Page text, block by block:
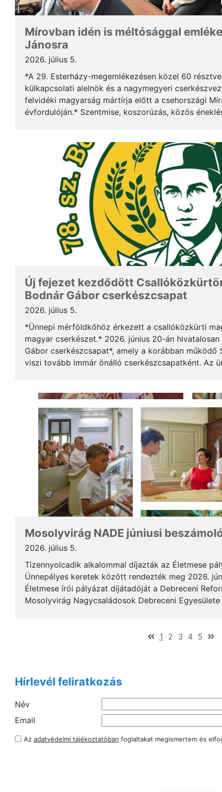
Mírovban idén is méltósággal
Jánosra
2026. július 5.
*A 29. Esterházy-megemlékezésen közel 60
külkapcsolati alelnök és a nagymegyeri
felvidéki magyarság mártírja előtt a csehországi
évfordulóján.* Szentmise, koszorúzás, közös
Új fejezet kezdődött
Bodnár Gábor cserkészcsapat
2026. július 5.
*Ünnepi mérföldkőhöz érkezett a csallóközkürti
magyar cserkészet.* 2026. június 20-án
Gábor cserkészcsapat*, amely a korábban működő
viszi tovább immár önálló cserkészcsapatként. Az
Mosolyvirág NADE júniusi
2026. július 5.
Tizennyolcadik alkalommal díjazták az Életmese
Ünnepélyes keretek között rendezték meg 2026.
Életmese írói pályázat díjátadóját a Debreceni
Mosolyvirág Nagycsaládosok Debreceni
1(current)
2 3 4 5
Hírlevél feliratkozás
Név
Email
Az adatvédelmi tájékoztatóban foglaltakat megismertem és